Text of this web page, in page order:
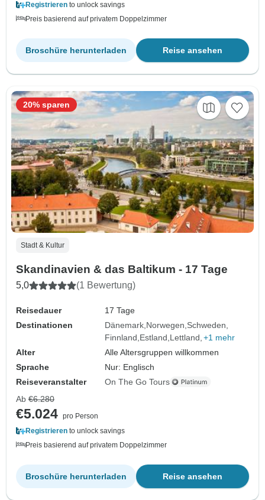
Registrieren to unlock savings
Preis basierend auf privatem Doppelzimmer
Reise ansehen
Broschüre herunterladen
Stadt & Kultur
Skandinavien & das Baltikum - 17 Tage
5,0 (1 Bewertung)
Reisedauer
17 Tage
Destinationen
Dänemark Norwegen Schweden
Finnland Estland Lettland +1 mehr
Alter
Alle Altersgruppen willkommen
Sprache
Nur: Englisch
Reiseveranstalter
On The Go Tours
20% sparen
Ab €6.280
€5.024 pro Person
Registrieren to unlock savings
Preis basierend auf privatem Doppelzimmer
Reise ansehen
Broschüre herunterladen